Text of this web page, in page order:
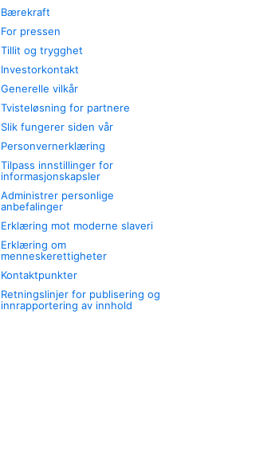
Bærekraft
For pressen
Tillit og trygghet
Investorkontakt
Generelle vilkår
Tvisteløsning for partnere
Slik fungerer siden vår
Personvernerklæring
Tilpass innstillinger for
informasjonskapsler
Administrer personlige
anbefalinger
Erklæring mot moderne slaveri
Erklæring om
menneskerettigheter
Kontaktpunkter
Retningslinjer for publisering og
innrapportering av innhold